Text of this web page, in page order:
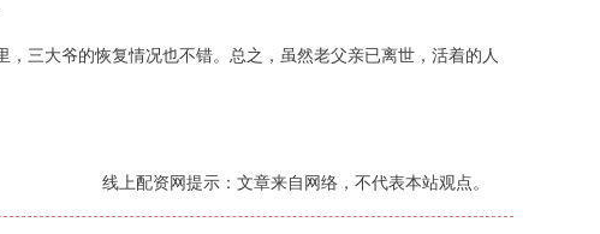
三大爷的恢复情况也不错。总之，虽然老父亲已离世，活着的人
线上配资网提示：文章来自网络，不代表本站观点。